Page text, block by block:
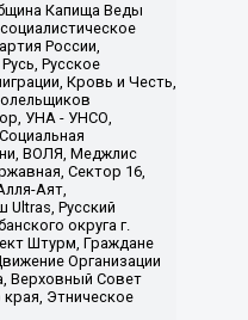
Капища Веды
России,
Русское
Кровь и Честь,
УНА - УНСО,
ВОЛЯ, Меджлис
Сектор 16,
Аят,
Ultras, Русский
округа г.
Штурм, Граждане
Организации
Верховный Совет
Этническое